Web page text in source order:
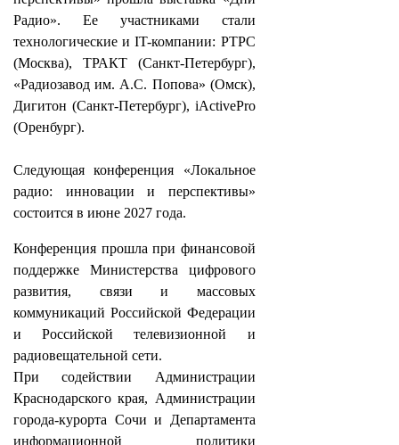
Радио». Ее участниками стали
технологические и IT-компании: РТРС
(Москва), ТРАКТ (Санкт-Петербург),
«Радиозавод им. А.С. Попова» (Омск),
Дигитон (Санкт-Петербург), iActivePro
(Оренбург).
Следующая конференция «Локальное
радио: инновации и перспективы»
состоится в июне 2027 года.
Конференция прошла при финансовой
поддержке Министерства цифрового
развития, связи и массовых
коммуникаций Российской Федерации
и Российской телевизионной и
радиовещательной сети.
При содействии Администрации
Краснодарского края, Администрации
города-курорта Сочи и Департамента
информационной политики